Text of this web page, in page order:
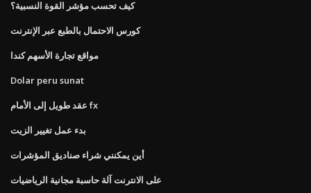
كيف تحسب مؤشر القوة النسبية؟
كورس الاحتمال بالطبع عبر الإنترنت
مواقع تجارة الأسهم كندا
Dolar peru sunat
عقد طويل إلى الأمام fx
بدء عمل تغيير الزيت
أين يمكنني شراء صناديق المؤشرات
على الانترنت آلة حاسبة مجانية الرياضيات